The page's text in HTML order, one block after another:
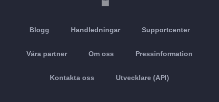
Blogg Handledningar Supportcenter
Våra partner Om oss Pressinformation
Kontakta oss Utvecklare (API)